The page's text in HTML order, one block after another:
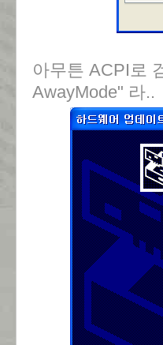
아무튼 ACPI로
AwayMode" 라..